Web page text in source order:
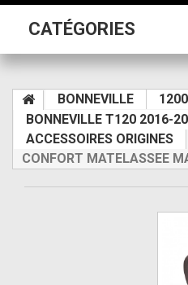
CATÉGORIES
BONNEVILLE
BONNEVILLE T120 2016-
ACCESSOIRES ORIGINES
CONFORT MATELASSEE